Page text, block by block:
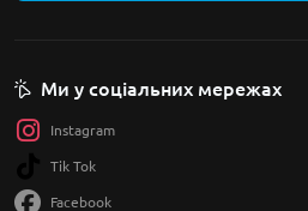
Ми у соціальних мережах
Instagram
Tik Tok
Facebook